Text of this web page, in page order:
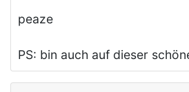
peaze
PS: bin auch auf dieser